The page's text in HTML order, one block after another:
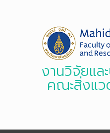
งานวิจัยแล
คณะสิ่งแ